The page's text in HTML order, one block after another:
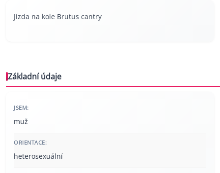
Jízda na kole Brutus cantry
Základní údaje
JSEM:
muž
ORIENTACE:
heterosexuální